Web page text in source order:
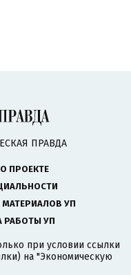
ПРАВДА
О ПРОЕКТЕ
УП
РАБОТЫ УП
при условии ссылки
на "Экономическую